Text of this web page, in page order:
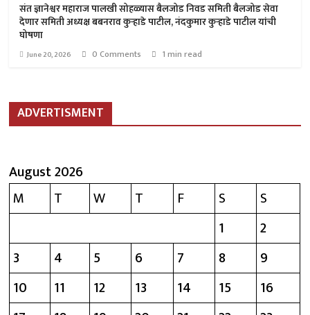
संत ज्ञानेश्वर महाराज पालखी सोहळ्यास बैलजोड निवड समिती बैलजोड सेवा
देणार समिती अध्यक्ष बबनराव कुऱ्हाडे पाटील, नंदकुमार कुऱ्हाडे पाटील यांची
घोषणा
June 20, 2026 0 Comments 1 min read
ADVERTISMENT
August 2026
M
T W T F S
S
1
2
3
4 5 6 7 8
9
10
11 12 13 14 15
16